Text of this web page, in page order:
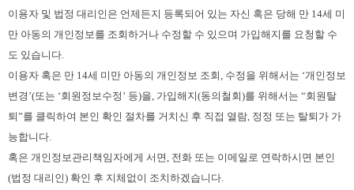
이용자 및 법정 대리인은 언제든지 등록되어 있는 자신 혹은 당해 만 14세 미
만 아동의 개인정보를 조회하거나 수정할 수 있으며 가입해지를 요청할 수
도 있습니다.
이용자 혹은 만 14세 미만 아동의 개인정보 조회, 수정을 위해서는 ‘개인정보
변경’(또는 ‘회원정보수정’ 등)을, 가입해지(동의철회)를 위해서는 “회원탈
퇴”를 클릭하여 본인 확인 절차를 거치신 후 직접 열람, 정정 또는 탈퇴가 가
능합니다.
혹은 개인정보관리책임자에게 서면, 전화 또는 이메일로 연락하시면 본인
(법정 대리인) 확인 후 지체없이 조치하겠습니다.